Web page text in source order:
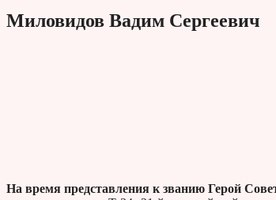
Миловидов Вадим Сергеевич
На время представления к званию Герой